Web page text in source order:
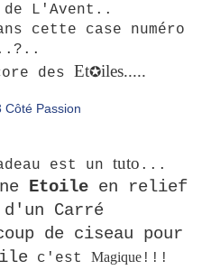
L'Avent..
cette case numéro
des Et✪iles.....
est un tuto ...
Etoile en relief
Carré
de ciseau pour
c'est Magique !!!